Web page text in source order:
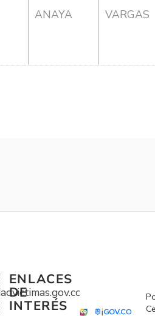
ANAYA VARGAS
ENLACES
DE
INTERÉS